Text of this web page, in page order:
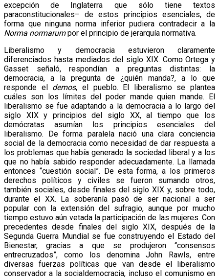
excepción de Inglaterra que sólo tiene textos
paraconstitucionales– de estos principios esenciales, de
forma que ninguna norma inferior pudiera contradecir a la
Norma normarumpor el principio de jerarquía normativa.
Liberalismo y democracia estuvieron claramente
diferenciados hasta mediados del siglo XIX. Como Ortega y
Gasset señaló, respondían a preguntas distintas: la
democracia, a la pregunta de ¿quién manda?, a lo que
responde el demos, el pueblo. El liberalismo se plantea
cuáles son los límites del poder mande quien mande. El
liberalismo se fue adaptando a la democracia a lo largo del
siglo XIX y principios del siglo XX, al tiempo que los
demócratas asumían los principios esenciales del
liberalismo. De forma paralela nació una clara conciencia
social de la democracia como necesidad de dar respuesta a
los problemas que había generado la sociedad liberal y a los
que no había sabido responder adecuadamente. La llamada
entonces “cuestión social”. De esta forma, a los primeros
derechos políticos y civiles se fueron sumando otros,
también sociales, desde finales del siglo XIX y, sobre todo,
durante el XX. La soberanía pasó de ser nacional a ser
popular con la extensión del sufragio, aunque por mucho
tiempo estuvo aún vetada la participación de las mujeres. Con
precedentes desde finales del siglo XIX, después de la
Segunda Guerra Mundial se fue construyendo el Estado del
Bienestar, gracias a que se produjeron “consensos
entrecruzados”, como los denomina John Rawls, entre
diversas fuerzas políticas que van desde el liberalismo
conservador a la socialdemocracia, incluso el comunismo en